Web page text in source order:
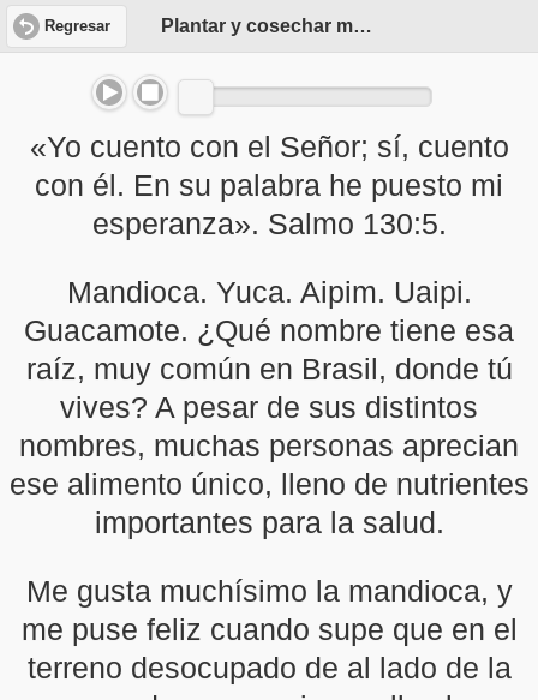
Regresar Plantar y cosechar mandioca
«Yo cuento con el Señor; sí, cuento
con él. En su palabra he puesto mi
esperanza». Salmo 130:5.
Mandioca. Yuca. Aipim. Uaipi.
Guacamote. ¿Qué nombre tiene esa
raíz, muy común en Brasil, donde tú
vives? A pesar de sus distintos
nombres, muchas personas aprecian
ese alimento único, lleno de nutrientes
importantes para la salud.
Me gusta muchísimo la mandioca, y
me puse feliz cuando supe que en el
terreno desocupado de al lado de la